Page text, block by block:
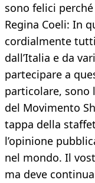
sono felici
Regina Coeli: In
cordialmente
dall’Italia e da
partecipare a
particolare, sono
del Movimento
tappa della
l’opinione
nel mondo. Il
ma deve